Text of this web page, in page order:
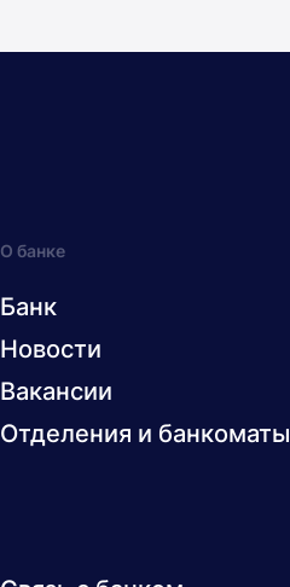
О банке
Банк
Новости
Вакансии
Отделения и банкоматы